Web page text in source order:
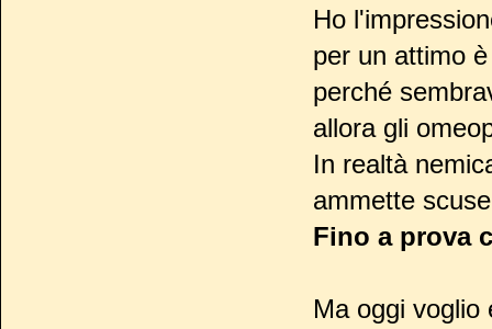
Ho
per un attimo
perché
allora gli
In realtà
ammette
Fino a prova
Ma oggi voglio